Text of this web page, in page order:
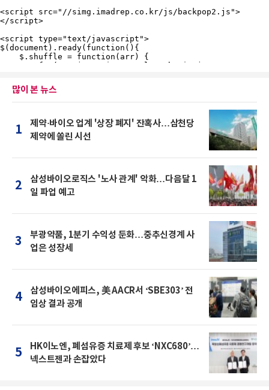
많이 본 뉴스
1
제약·바이오 업계 '상장 폐지' 잔혹사…삼천당
제약에 쏠린 시선
2
삼성바이오로직스 '노사 관계' 악화…다음달 1
일 파업 예고
3
부광약품, 1분기 수익성 둔화…중추신경계 사
업은 성장세
4
삼성바이오에피스, 美 AACR서 ‘SBE303’ 전
임상 결과 공개
5
HK이노엔, 폐섬유증 치료제 후보 ‘NXC680’…
넥스트젠과 손잡았다